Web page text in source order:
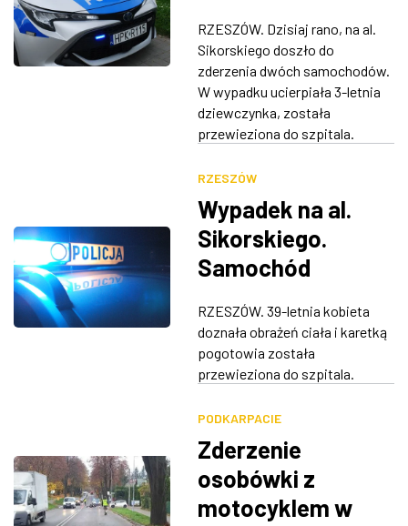
szpitalu
RZESZÓW. Dzisiaj rano, na al.
Sikorskiego doszło do
zderzenia dwóch samochodów.
W wypadku ucierpiała 3-letnia
dziewczynka, została
przewieziona do szpitala.
RZESZÓW
Wypadek na al.
Sikorskiego.
Samochód
na hulajnodze
RZESZÓW. 39-letnia kobieta
doznała obrażeń ciała i karetką
pogotowia została
przewieziona do szpitala.
PODKARPACIE
Zderzenie
osobówki z
motocyklem w